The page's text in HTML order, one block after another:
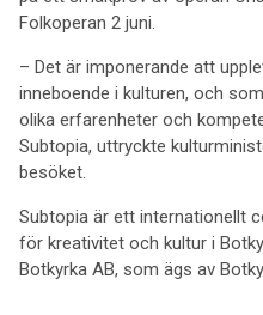
Folkoperan 2 juni.
– Det är imponerande att
inneboende i kulturen, och
olika erfarenheter och
Subtopia, uttryckte
besöket.
Subtopia är ett internationellt
för kreativitet och kultur i
Botkyrka AB, som ägs av